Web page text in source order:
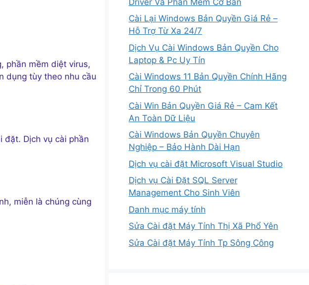
phần mềm diệt virus,
dụng tùy theo nhu cầu
đặt. Dịch vụ cài phần
miễn là chúng cùng
Cài Lại Windows Bản Quyền Giá Rẻ –
Hỗ Trợ Từ Xa 24/7
Dịch Vụ Cài Windows Bản Quyền Cho
Laptop & Pc Uy Tín
Cài Windows 11 Bản Quyền Chính Hãng
Chỉ Trong 60 Phút
Cài Win Bản Quyền Giá Rẻ – Cam Kết
An Toàn Dữ Liệu
Cài Windows Bản Quyền Chuyên
Nghiệp – Bảo Hành Dài Hạn
Dịch vụ cài đặt Microsoft Visual Studio
Dịch vụ Cài Đặt SQL Server
Management Cho Sinh Viên
Danh mục máy tính
Sửa Cài đặt Máy Tính Thị Xã Phổ Yên
Sửa Cài đặt Máy Tính Tp Sông Công